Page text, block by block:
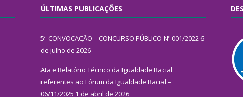
ÚLTIMAS PUBLICAÇÕES
5ª CONVOCAÇÃO – CONCURSO PÚBLICO Nº 001/2022 6
de julho de 2026
Ata e Relatório Técnico da Igualdade Racial
referentes ao Fórum da Igualdade Racial –
06/11/2025 1 de abril de 2026